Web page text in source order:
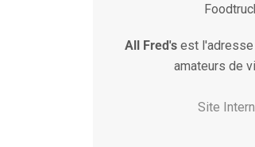
All Fred's est
amateurs de
Site